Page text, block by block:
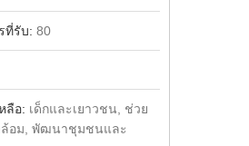
ที่รับ: 80
ลือ: เด็กและเยาวชน, ช่วย
ล้อม, พัฒนาชุมชนและ